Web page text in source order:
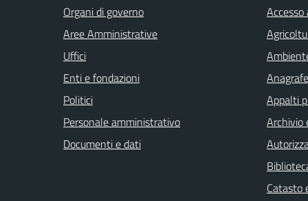
Organi di governo
Aree Amministrative
Uffici
Enti e fondazioni
Politici
Personale amministrativo
Documenti e dati
Appalti
Archivio
Catasto